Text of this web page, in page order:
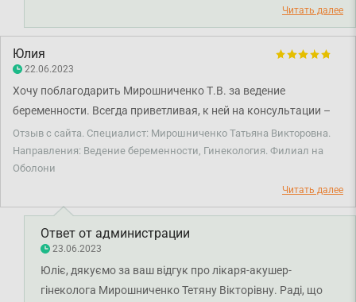
що візит до клініки залишив у вас лише приємні
враження. Бажаємо вам міцного здоров'я!
Читать далее
Юлия
22.06.2023
Хочу поблагодарить Мирошниченко Т.В. за ведение
беременности. Всегда приветливая, к ней на консультации –
как на праздник. Всегда успокоит, развеет страхи, объяснит
непонятное. Всегда спрашивает, понятно ли мне, есть ли
какие-то вопросы. В дальнейшем свое женское здоровье
Отзыв с сайта. Специалист: Мирошниченко Татьяна Викторовна.
Направления: Ведение беременности, Гинекология. Филиал на
Оболони
Читать далее
Ответ от администрации
23.06.2023
Юліє, дякуємо за ваш відгук про лікаря-акушер-
гінеколога Мирошниченко Тетяну Вікторівну. Раді, що